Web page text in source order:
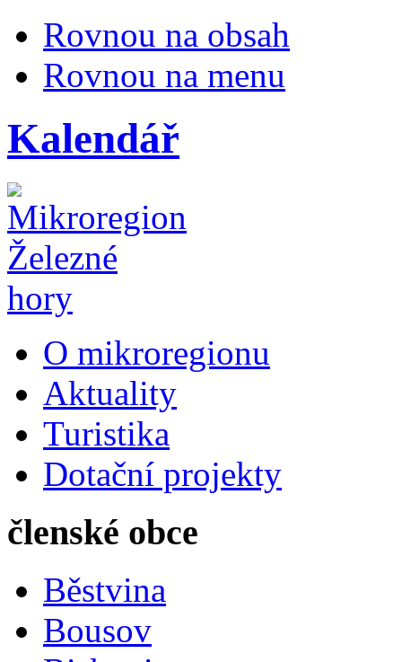
Rovnou na obsah
Rovnou na menu
Kalendář
O mikroregionu
Aktuality
Turistika
Dotační projekty
členské obce
Běstvina
Bousov